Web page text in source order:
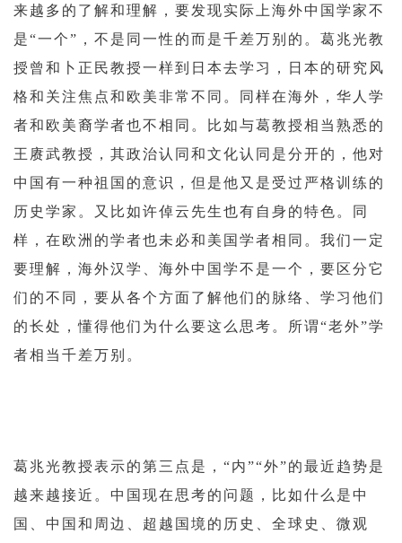
来越多的了解和理解，要发现实际上海外中国学家不
是“一个”，不是同一性的而是千差万别的。葛兆光教
授曾和卜正民教授一样到日本去学习，日本的研究风
格和关注焦点和欧美非常不同。同样在海外，华人学
者和欧美裔学者也不相同。比如与葛教授相当熟悉的
王赓武教授，其政治认同和文化认同是分开的，他对
中国有一种祖国的意识，但是他又是受过严格训练的
历史学家。又比如许倬云先生也有自身的特色。同
样，在欧洲的学者也未必和美国学者相同。我们一定
要理解，海外汉学、海外中国学不是一个，要区分它
们的不同，要从各个方面了解他们的脉络、学习他们
的长处，懂得他们为什么要这么思考。所谓“老外”学
者相当千差万别。
葛兆光教授表示的第三点是，“内”“外”的最近趋势是
越来越接近。中国现在思考的问题，比如什么是中
国、中国和周边、超越国境的历史、全球史、微观